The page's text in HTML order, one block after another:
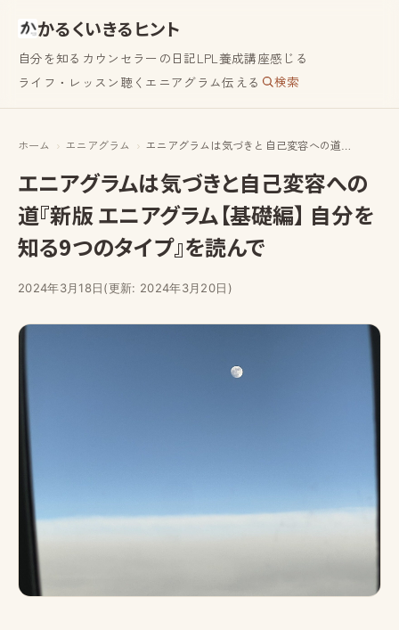
かるくいきるヒント
自分を知る カウンセラーの日記LPL養成講座感じる
ライフ・レッスン 聴く エニアグラム伝える 検索
ホーム エニアグラム エニアグラムは気づきと自己変容への道『新版 エニアグラム【基礎編】 自分を知る9つのタイプ』を読んで
エニアグラムは気づきと自己変容への
道『新版 エニアグラム【基礎編】 自分を
知る9つのタイプ』を読んで
2024年3月18日(更新: 2024年3月20日)